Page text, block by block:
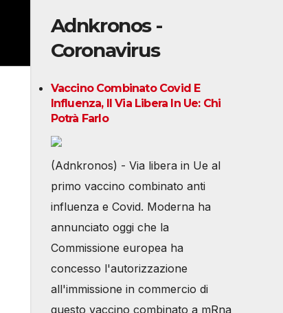
Adnkronos -
Coronavirus
Vaccino Combinato Covid E
Influenza, Il Via Libera In Ue: Chi
Potrà Farlo
(Adnkronos) - Via libera in Ue al
primo vaccino combinato anti
influenza e Covid. Moderna ha
annunciato oggi che la
Commissione europea ha
concesso l'autorizzazione
all'immissione in commercio di
questo vaccino combinato a mRna